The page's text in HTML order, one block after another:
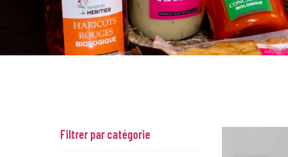
Filtrer par catégorie